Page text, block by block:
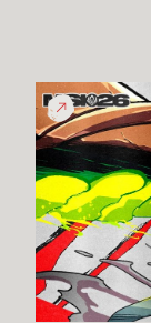
宣
示
目
標
|
2026
季
中
邀